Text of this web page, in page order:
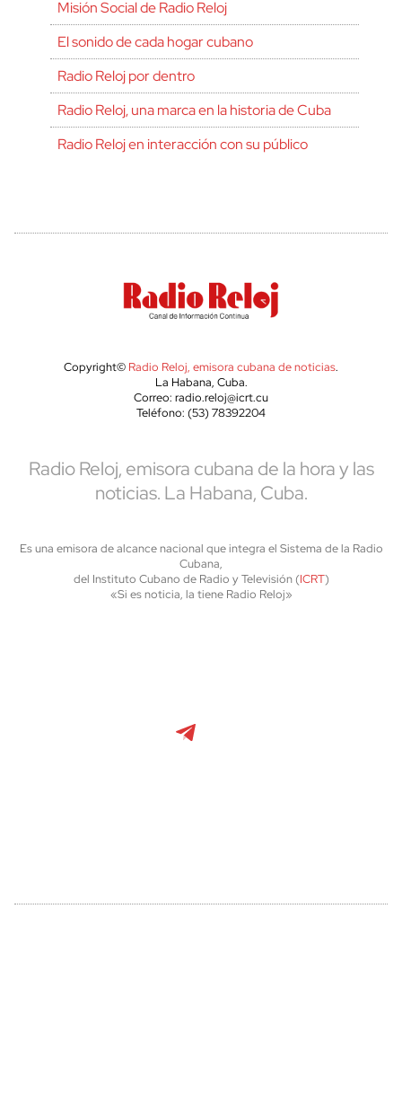
Misión Social de Radio Reloj
El sonido de cada hogar cubano
Radio Reloj por dentro
Radio Reloj, una marca en la historia de Cuba
Radio Reloj en interacción con su público
Copyright© Radio Reloj, emisora cubana de noticias.
La Habana, Cuba.
Correo: radio.reloj@icrt.cu
Teléfono: (53) 78392204
Radio Reloj, emisora cubana de la hora y las
noticias. La Habana, Cuba.
Es una emisora de alcance nacional que integra el Sistema de la Radio
Cubana,
del Instituto Cubano de Radio y Televisión (ICRT)
«Si es noticia, la tiene Radio Reloj»